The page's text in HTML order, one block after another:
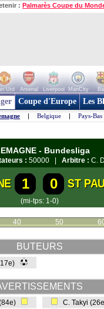
: Palmarès Coupe du
Utd Arsenal Liverpool ManCity
Coupe d'Europe Les
| Belgique | Pays-Bas
- Bundesliga
: 50000 | Arbitre : C.
1 0 ST
(mi-tps: 1-0)
40 50
BUTEURS
C. Takyi